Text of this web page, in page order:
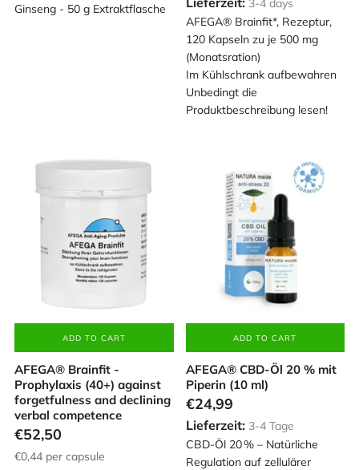
Ginseng - 50 g Extraktflasche
AFEGA® Brainfit*, Rezeptur,
120 Kapseln zu je 500 mg
(Monatsration)
Im Kühlschrank aufbewahren
Unbedingt die
Produktbeschreibung lesen!
3-4 days
ADD TO CART
AFEGA® Brainfit -
Prophylaxis (40+) against
forgetfulness and declining
verbal competence
€52,50
€0,44 per capsule
ADD TO CART
AFEGA® CBD-Öl 20 % mit
Piperin (10 ml)
CBD-Öl 20 % – Natürliche
Regulation auf zellulärer
€24,99
Lieferzeit: 3-4 Tage